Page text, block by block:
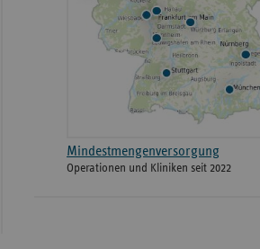
Mindestmengenversorgung
Operationen und Kliniken seit 2022